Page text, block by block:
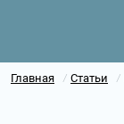
Главная / Статьи /